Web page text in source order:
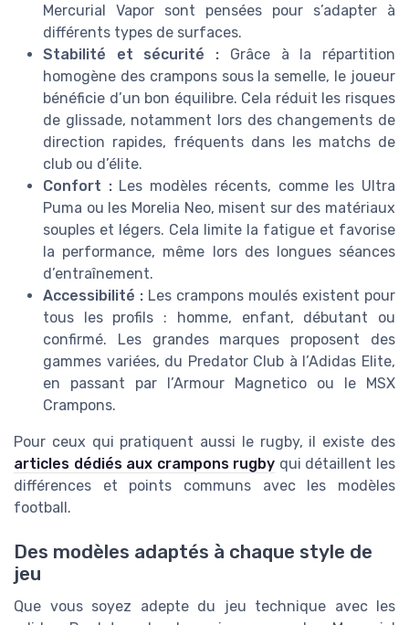
Mercurial Vapor sont pensées pour s’adapter à
différents types de surfaces.
Stabilité et sécurité : Grâce à la répartition
homogène des crampons sous la semelle, le joueur
bénéficie d’un bon équilibre. Cela réduit les risques
de glissade, notamment lors des changements de
direction rapides, fréquents dans les matchs de
club ou d’élite.
Confort :Les modèles récents, comme les Ultra
Puma ou les Morelia Neo, misent sur des matériaux
souples et légers. Cela limite la fatigue et favorise
la performance, même lors des longues séances
d’entraînement.
Accessibilité : Les crampons moulés existent pour
tous les profils : homme, enfant, débutant ou
confirmé. Les grandes marques proposent des
gammes variées, du Predator Club à l’Adidas Elite,
en passant par l’Armour Magnetico ou le MSX
Crampons.
Pour ceux qui pratiquent aussi le rugby, il existe des
articles dédiés aux crampons rugby qui détaillent les
différences et points communs avec les modèles
football.
Des modèles adaptés à chaque style de
jeu
Que vous soyez adepte du jeu technique avec les